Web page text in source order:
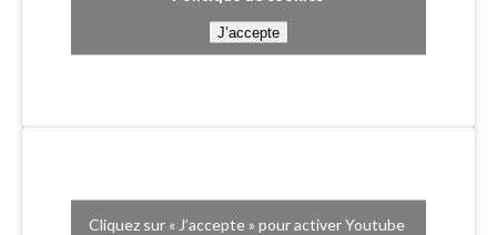
J’accepte
Cliquez sur « J’accepte » pour activer Youtube